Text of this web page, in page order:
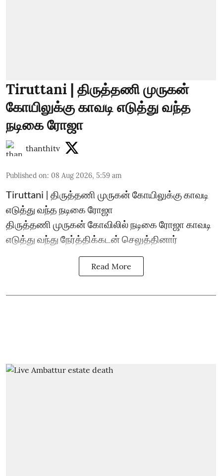
Tiruttani | திருத்தணி முருகன்
கோயிலுக்கு காவடி எடுத்து வந்த
நடிகை ரோஜா
thanthitv
Published on: 08 Aug 2026, 5:59 am
Tiruttani | திருத்தணி முருகன் கோயிலுக்கு காவடி
எடுத்து வந்த நடிகை ரோஜா
திருத்தணி முருகன் கோவிலில் நடிகை ரோஜா காவடி
எடுத்து வந்து நேர்த்திக்கடன் செலுத்தினார்
Read More